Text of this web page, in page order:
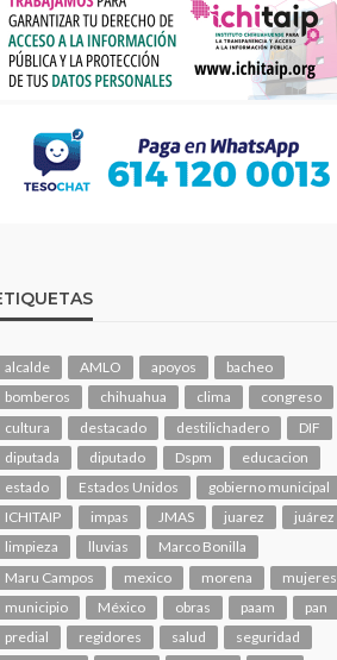
alcalde AMLO apoyos
bacheo
bomberos
chihuahua clima
congreso
cultura
destacado destilichadero
DIF
diputada
diputado Dspm
educacion
estado
Estados Unidos
gobierno municipal
ICHITAIP
impas JMAS juarez
juárez
limpieza
lluvias
Marco Bonilla
Maru Campos
mexico morena
mujeres
municipio
México obras paam
pan
predial
regidores salud
seguridad